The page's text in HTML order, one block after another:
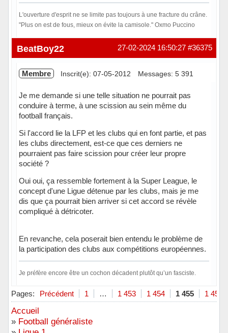
L'ouverture d'esprit ne se limite pas toujours à une fracture du crâne.
"Plus on est de fous, mieux on évite la camisole." Oxmo Puccino
Hors ligne #36375
27-02-2024 16:50:27
BeatBoy22
Membre Inscrit(e): 07-05-2012 Messages: 5 391
Je me demande si une telle situation ne pourrait pas
conduire à terme, à une scission au sein même du
football français.
Si l'accord lie la LFP et les clubs qui en font partie, et pas
les clubs directement, est-ce que ces derniers ne
pourraient pas faire scission pour créer leur propre
société ?
Oui oui, ça ressemble fortement à la Super League, le
concept d'une Ligue détenue par les clubs, mais je me
dis que ça pourrait bien arriver si cet accord se révèle
compliqué à détricoter.
En revanche, cela poserait bien entendu le problème de
la participation des clubs aux compétitions européennes.
Je préfère encore être un cochon décadent plutôt qu’un fasciste.
Hors ligne
Pages: Précédent 1 … 1 453 1 454 1 455 1 456
Accueil
» Football généraliste